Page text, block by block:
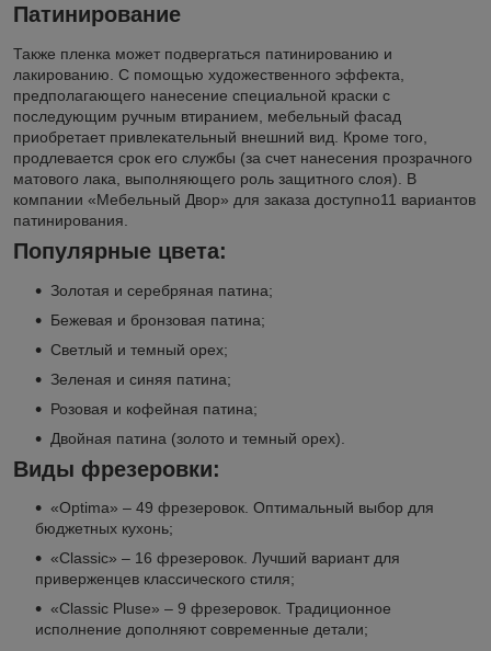
Патинирование
Также пленка может подвергаться патинированию и
лакированию. С помощью художественного эффекта,
предполагающего нанесение специальной краски с
последующим ручным втиранием, мебельный фасад
приобретает привлекательный внешний вид. Кроме того,
продлевается срок его службы (за счет нанесения прозрачного
матового лака, выполняющего роль защитного слоя). В
компании «Мебельный Двор» для заказа доступно11 вариантов
патинирования.
Популярные цвета:
Золотая и серебряная патина;
Бежевая и бронзовая патина;
Светлый и темный орех;
Зеленая и синяя патина;
Розовая и кофейная патина;
Двойная патина (золото и темный орех).
Виды фрезеровки:
«Optima» – 49 фрезеровок. Оптимальный выбор для
бюджетных кухонь;
«Classic» – 16 фрезеровок. Лучший вариант для
приверженцев классического стиля;
«Classic Pluse» – 9 фрезеровок. Традиционное
исполнение дополняют современные детали;